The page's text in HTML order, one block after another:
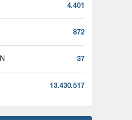
4.401
872
37
13.430.517